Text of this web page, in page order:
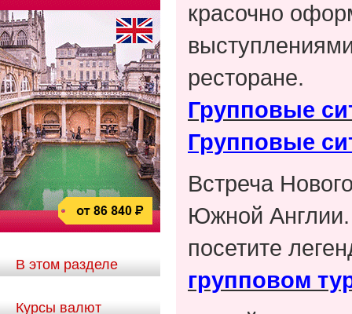
В этом разделе
Курсы валют
красочно
ресторане.
Групповые
Групповые
Встреча
Южной Англии.
посетите
групповом